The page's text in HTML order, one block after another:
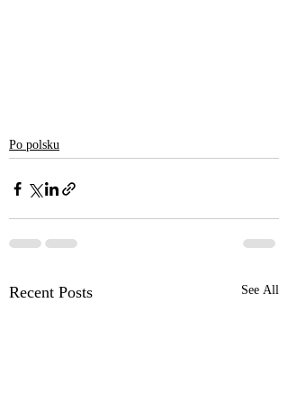
Po polsku
Recent Posts See All